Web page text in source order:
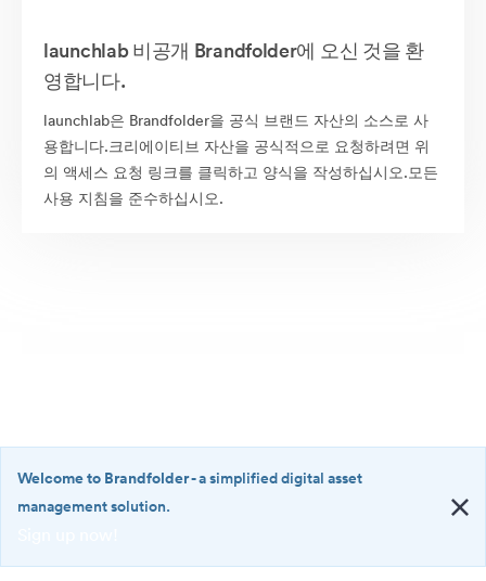
launchlab 비공개 Brandfolder에 오신 것을 환
영합니다.
launchlab은 Brandfolder을 공식 브랜드 자산의 소스로 사
용합니다.크리에이티브 자산을 공식적으로 요청하려면 위
의 액세스 요청 링크를 클릭하고 양식을 작성하십시오.모든
사용 지침을 준수하십시오.
·
Welcome to Brandfolder- a simplified digital asset
management solution.